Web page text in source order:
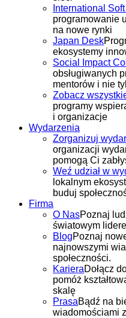
International
programowanie
na nowe rynki
Japan Desk
ekosystemy
Social Impact
obsługiwanych
mentorów i nie
Zobacz
programy
i organizacje
Wydarzenia
Zorganizuj
organizacji
pomogą Ci
Weź udział w
lokalnym
buduj
Firma
O NasPoznaj
światowym
BlogPoznaj
najnowszymi
społeczności.
KarieraDołącz
pomóż
skalę
PrasaBądź na
wiadomościami